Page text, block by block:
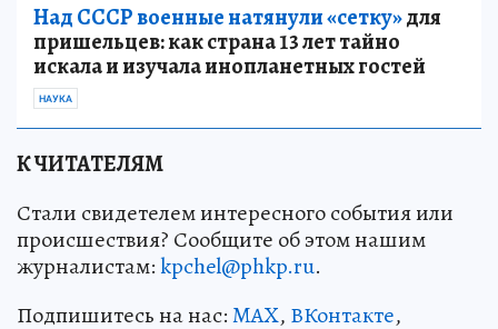
Над СССР военные натянули «сетку»для
пришельцев: как страна 13 лет тайно
искала и изучала инопланетных гостей
НАУКА
К ЧИТАТЕЛЯМ
Стали свидетелем интересного события или
происшествия? Сообщите об этом нашим
журналистам:kpchel@phkp.ru.
Подпишитесь на нас:MAX, ВКонтакте,